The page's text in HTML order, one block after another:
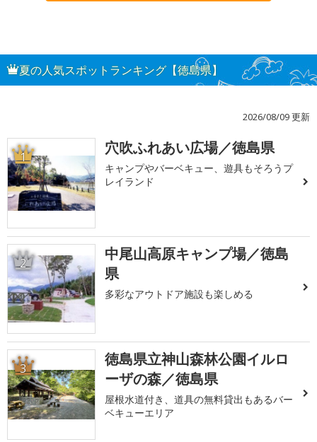
夏の人気スポットランキング【徳島県】
2026/08/09 更新
1 穴吹ふれあい広場／徳島県
キャンプやバーベキュー、遊具もそろうプ
レイランド
2
中尾山高原キャンプ場／徳島
県
多彩なアウトドア施設も楽しめる
3
徳島県立神山森林公園イルロ
ーザの森／徳島県
屋根水道付き、道具の無料貸出もあるバー
ベキューエリア